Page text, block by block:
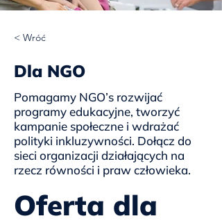
< Wróć
Dla NGO
Pomagamy NGO’s rozwijać
programy edukacyjne, tworzyć
kampanie społeczne i wdrażać
polityki inkluzywności. Dołącz do
sieci organizacji działających na
rzecz równości i praw człowieka.
Oferta dla